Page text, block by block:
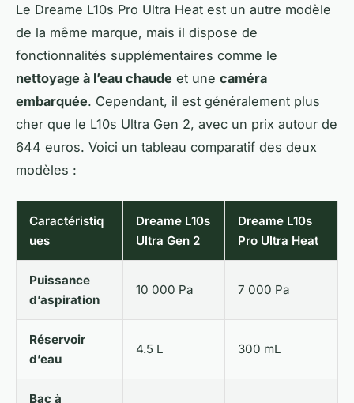
Le Dreame L10s Pro Ultra Heat est un autre modèle
de la même marque, mais il dispose de
fonctionnalités supplémentaires comme le
nettoyage à l’eau chaude et une caméra
embarquée. Cependant, il est généralement plus
cher que le L10s Ultra Gen 2, avec un prix autour de
644 euros. Voici un tableau comparatif des deux
modèles :
Caractéristiq
ues
Dreame L10s
Ultra Gen 2
Dreame L10s
Pro Ultra Heat
Puissance
d’aspiration
10 000 Pa 7 000 Pa
Réservoir
d’eau
4.5 L 300 mL
Bac à